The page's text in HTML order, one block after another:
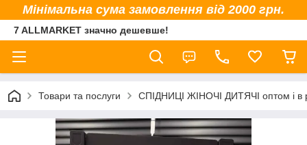
Мінімальна сума замовлення від 2000 грн.
7 ALLMARKET значно дешевше!
Товари та послуги СПІДНИЦІ ЖІНОЧІ ДИТЯЧІ оптом і в